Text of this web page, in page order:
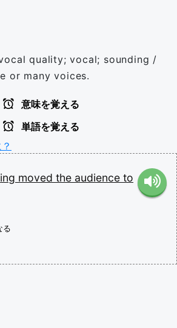
quality; vocal; sounding /
or many voices.
意味を覚える
単語を覚える
moved the audience to
る